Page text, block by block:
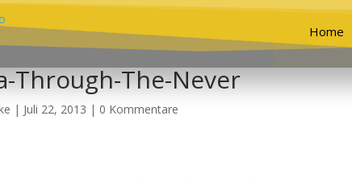
Home
Through-The-Never
| Juli 22, 2013 | 0 Kommentare